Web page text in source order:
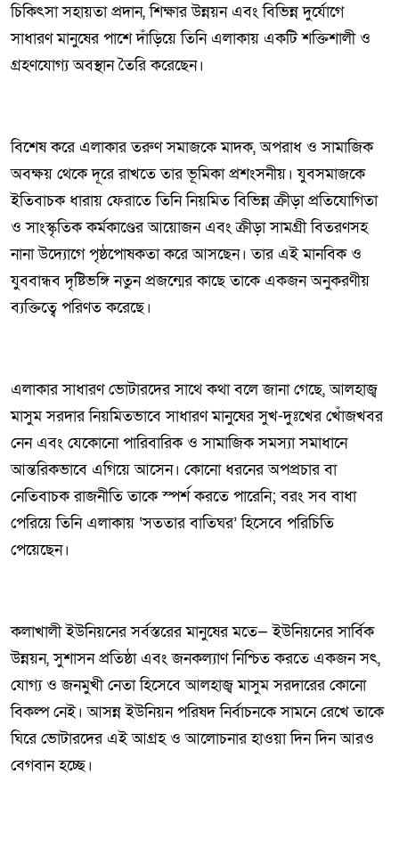
চিকিৎসা সহায়তা প্রদান, শিক্ষার উন্নয়ন এবং বিভিন্ন দুর্যোগে
সাধারণ মানুষের পাশে দাঁড়িয়ে তিনি এলাকায় একটি শক্তিশালী ও
গ্রহণযোগ্য অবস্থান তৈরি করেছেন।
বিশেষ করে এলাকার তরুণ সমাজকে মাদক, অপরাধ ও সামাজিক
অবক্ষয় থেকে দূরে রাখতে তার ভূমিকা প্রশংসনীয়। যুবসমাজকে
ইতিবাচক ধারায় ফেরাতে তিনি নিয়মিত বিভিন্ন ক্রীড়া প্রতিযোগিতা
ও সাংস্কৃতিক কর্মকাণ্ডের আয়োজন এবং ক্রীড়া সামগ্রী বিতরণসহ
নানা উদ্যোগে পৃষ্ঠপোষকতা করে আসছেন। তার এই মানবিক ও
যুববান্ধব দৃষ্টিভঙ্গি নতুন প্রজন্মের কাছে তাকে একজন অনুকরণীয়
ব্যক্তিত্বে পরিণত করেছে।
এলাকার সাধারণ ভোটারদের সাথে কথা বলে জানা গেছে, আলহাজ্ব
মাসুম সরদার নিয়মিতভাবে সাধারণ মানুষের সুখ-দুঃখের খোঁজখবর
নেন এবং যেকোনো পারিবারিক ও সামাজিক সমস্যা সমাধানে
আন্তরিকভাবে এগিয়ে আসেন। কোনো ধরনের অপপ্রচার বা
নেতিবাচক রাজনীতি তাকে স্পর্শ করতে পারেনি; বরং সব বাধা
পেরিয়ে তিনি এলাকায় ‘সততার বাতিঘর’ হিসেবে পরিচিতি
পেয়েছেন।
কলাখালী ইউনিয়নের সর্বস্তরের মানুষের মতে— ইউনিয়নের সার্বিক
উন্নয়ন, সুশাসন প্রতিষ্ঠা এবং জনকল্যাণ নিশ্চিত করতে একজন সৎ,
যোগ্য ও জনমুখী নেতা হিসেবে আলহাজ্ব মাসুম সরদারের কোনো
বিকল্প নেই। আসন্ন ইউনিয়ন পরিষদ নির্বাচনকে সামনে রেখে তাকে
ঘিরে ভোটারদের এই আগ্রহ ও আলোচনার হাওয়া দিন দিন আরও
বেগবান হচ্ছে।